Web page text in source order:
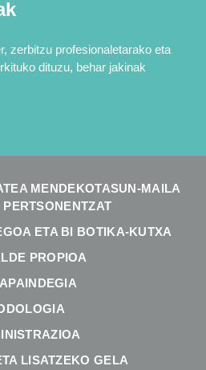
zerbitzu profesionaletarako eta
dituzu, behar jakinak
MENDEKOTASUN-MAILA
ETA BI BOTIKA-KUTXA
PROPIOA
LISATZEKO GELA